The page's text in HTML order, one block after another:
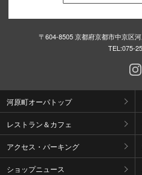
〒604-8505 京都府京都市中京区
TEL:075-
河原町オーパトップ
レストラン＆カフェ
アクセス・パーキング
ショップニュース